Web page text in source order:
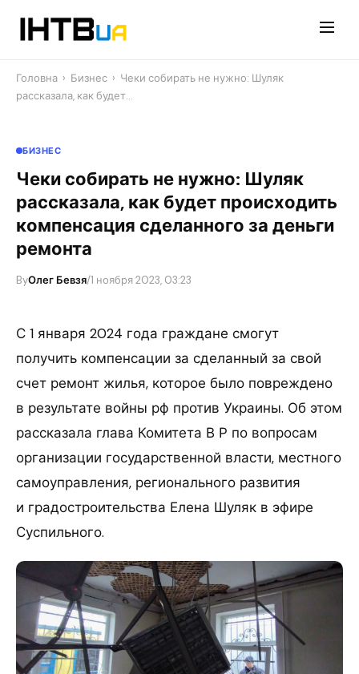
Головна › Бизнес › Чеки собирать не нужно: Шуляк
рассказала, как будет…
БИЗНЕС
Чеки собирать не нужно: Шуляк
рассказала, как будет происходить
компенсация сделанного за деньги
ремонта
ByОлег Бевзя/1 ноября 2023, 03:23
С 1 января 2024 года граждане смогут
получить компенсации за сделанный за свой
счет ремонт жилья, которое было повреждено
в результате войны рф против Украины. Об этом
рассказала глава Комитета В Р по вопросам
организации государственной власти, местного
самоуправления, регионального развития
и градостроительства Елена Шуляк в эфире
Суспильного.